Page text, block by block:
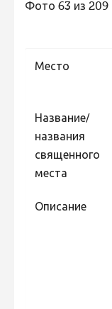
Фотоконкурс
Фотоконкурс
Фотоконкурс
Фотоконкурс
Фотоконкурс
Фотоконкурс
Фото 63 из 209
Место
Название/
названия
священного
места
Описание